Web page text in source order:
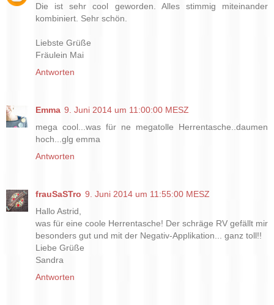
Die ist sehr cool geworden. Alles stimmig miteinander
kombiniert. Sehr schön.
Liebste Grüße
Fräulein Mai
Antworten
Emma 9. Juni 2014 um 11:00:00 MESZ
mega cool...was für ne megatolle Herrentasche..daumen
hoch...glg emma
Antworten
frauSaSTro 9. Juni 2014 um 11:55:00 MESZ
Hallo Astrid,
was für eine coole Herrentasche! Der schräge RV gefällt mir
besonders gut und mit der Negativ-Applikation... ganz toll!!
Liebe Grüße
Sandra
Antworten